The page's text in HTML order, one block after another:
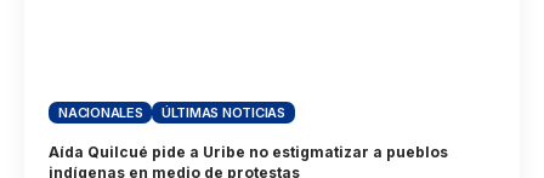
NACIONALES ÚLTIMAS NOTICIAS
Aída Quilcué pide a Uribe no estigmatizar a pueblos
indígenas en medio de protestas